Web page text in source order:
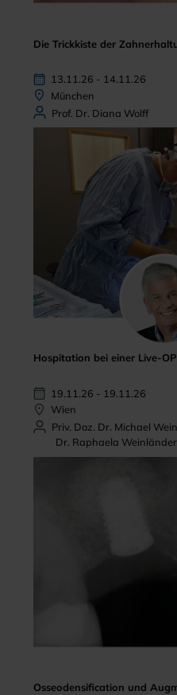
Die Trickkiste der
13.11.26 - 14.11.26
München
Prof. Dr. Diana Wolff
Hospitation bei einer Live-
19.11.26 - 19.11.26
Wien
Priv. Doz. Dr. Michael
Dr. Raphaela Weinländer
Osseodensification und